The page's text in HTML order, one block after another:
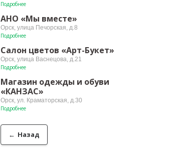
Подробнее
АНО «Мы вместе»
Орск, улица Печорская, д.8
Подробнее
Салон цветов «Арт-Букет»
Орск, улица Васнецова, д.21
Подробнее
Магазин одежды и обуви
«КАНЗАС»
Орск, ул. Краматорская, д.30
Подробнее
← Назад